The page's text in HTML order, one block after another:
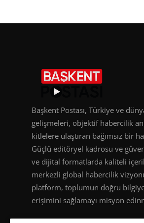
Başkent Postası, Türkiye ve
gelişmeleri, objektif habercilik
kitlelere ulaştıran bağımsız bir
Güçlü editöryel kadrosu ve
ve dijital formatlarda kaliteli
merkezli global habercilik
platform, toplumun doğru bilgiye
erişimini sağlamayı misyon